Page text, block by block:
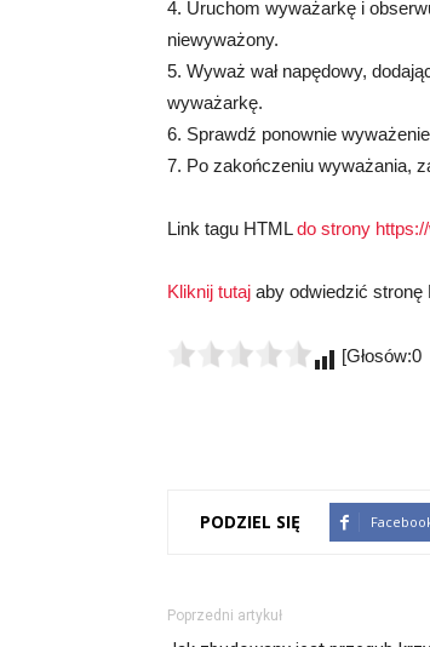
4. Uruchom wyważarkę i
niewyważony.
5. Wyważ wał napędowy,
wyważarkę.
6. Sprawdź ponownie
7. Po zakończeniu wyważania,
Link tagu HTMLdo strony
Kliknij tutaj aby odwiedzić stronę
PODZIEL SIĘ
Poprzedni artykuł